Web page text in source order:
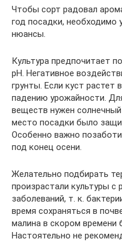
Чтобы сорт радовал
год посадки, необходимо
нюансы.
Культура предпочитает
рН. Негативное
грунты. Если куст растет
падению урожайности.
веществ нужен
место посадки было
Особенно важно
под конец осени.
Желательно подбирать
произрастали культуры с
заболеваний, т. к.
время сохраняться в
малина в скором времени
Настоятельно не